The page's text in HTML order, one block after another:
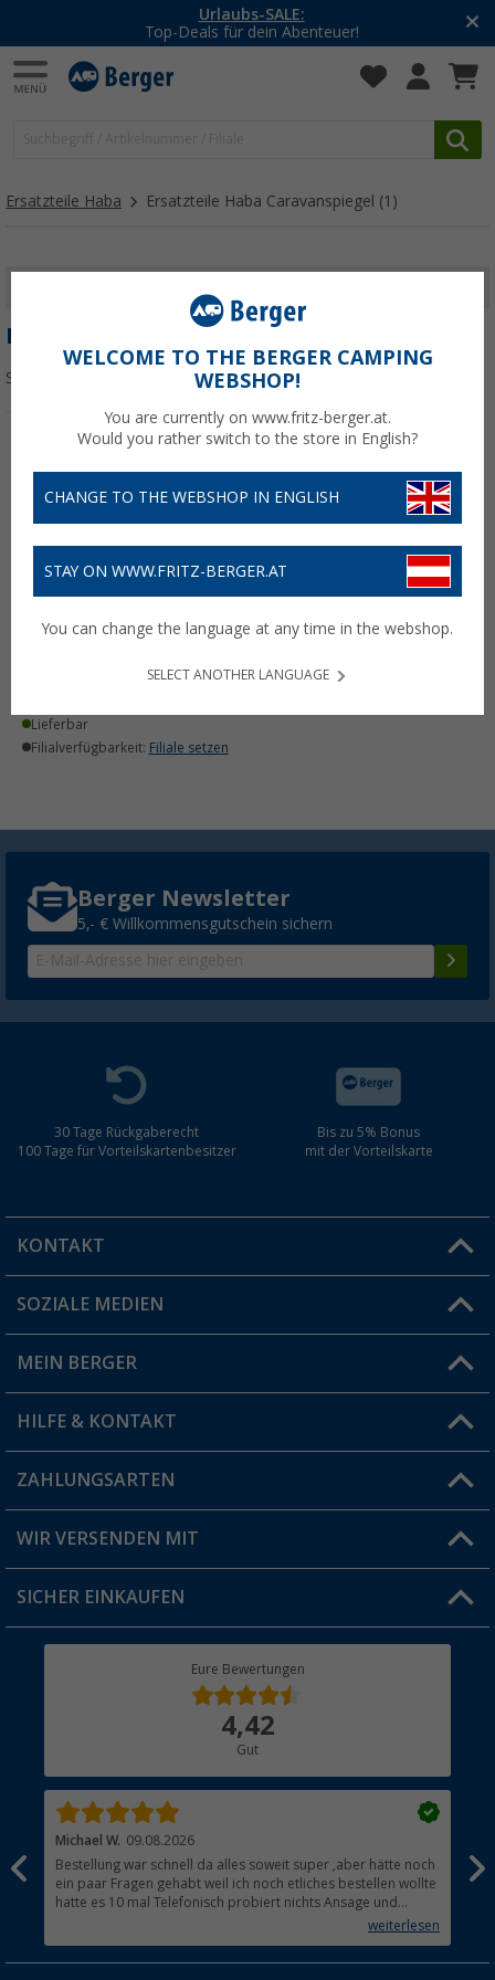
Urlaubs-SALE:
Top-Deals für dein Abenteuer!
Ersatzteile Haba Ersatzteile Haba Caravanspiegel (1)
ERSATZTEILE HABA CARAVANSPIEGEL
Sortieren:
Saugnapf
Lieferbar
Filialverfügbarkeit: Filiale setzen
Berger Newsletter
5,- € Willkommensgutschein sichern
30 Tage Rückgaberecht
100 Tage für Vorteilskartenbesitzer
Bis zu 5% Bonus
mit der Vorteilskarte
KONTAKT
Du hast eine Frage?
Filiale finden
SOZIALE MEDIEN
MEIN BERGER
Vorteilskarte
Blog
Jobs & Karriere
HILFE & KONTAKT
FAQ & Kontakt
Versandinformationen
Rücksendung
ZAHLUNGSARTEN
WIR VERSENDEN MIT
SICHER EINKAUFEN
Eure Bewertungen
4,42
Gut
Michael W. 09.08.2026
Bestellung war schnell da alles soweit super ,aber hätte noch
ein paar Fragen gehabt weil ich noch etliches bestellen wollte
hatte es 10 mal Telefonisch probiert nichts Ansage und
weiterlesen
Ich
WELCOME TO THE BERGER CAMPING
WEBSHOP!
You are currently on www.fritz-berger.at.
Would you rather switch to the store in English?
CHANGE TO THE WEBSHOP IN ENGLISH
STAY ON WWW.FRITZ-BERGER.AT
You can change the language at any time in the webshop.
SELECT ANOTHER LANGUAGE